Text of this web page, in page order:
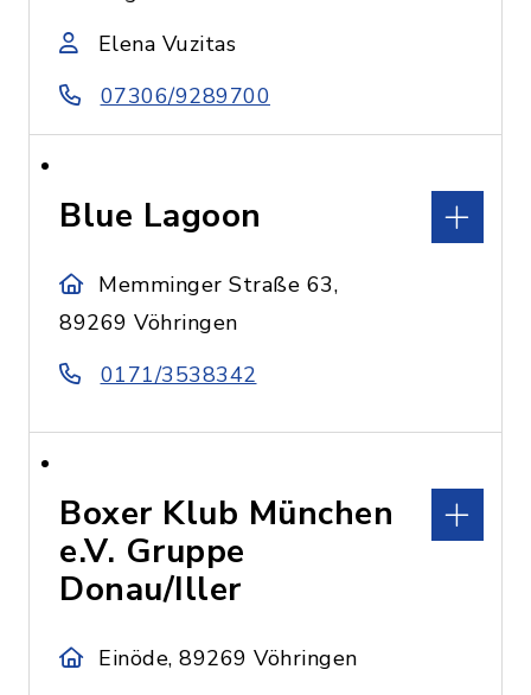
Elena Vuzitas
07306/9289700
Blue Lagoon
Memminger Straße 63,
89269 Vöhringen
0171/3538342
Boxer Klub München
e.V. Gruppe
Donau/Iller
Einöde, 89269 Vöhringen